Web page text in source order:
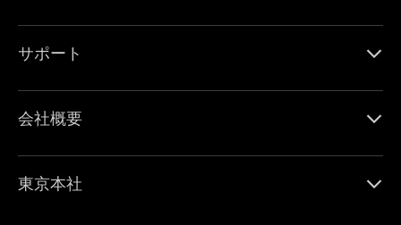
サポート
会社概要
東京本社